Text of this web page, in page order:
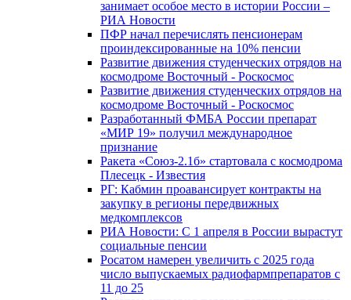
занимает особое место в истории России –
РИА Новости
ПФР начал перечислять пенсионерам
проиндексированные на 10% пенсии
Развитие движения студенческих отрядов на
космодроме Восточный - Роскосмос
Развитие движения студенческих отрядов на
космодроме Восточный - Роскосмос
Разработанный ФМБА России препарат
«МИР 19» получил международное
признание
Ракета «Союз-2.1б» стартовала с космодрома
Плесецк - Известия
РГ: Кабмин проавансирует контракты на
закупку в регионы передвижных
медкомплексов
РИА Новости: С 1 апреля в России вырастут
социальные пенсии
Росатом намерен увеличить с 2025 года
число выпускаемых радиофармпрепаратов с
11 до 25